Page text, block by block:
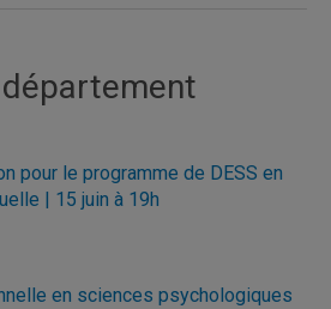
pour le programme de DESS en
| 15 juin à 19h
en sciences psychologiques